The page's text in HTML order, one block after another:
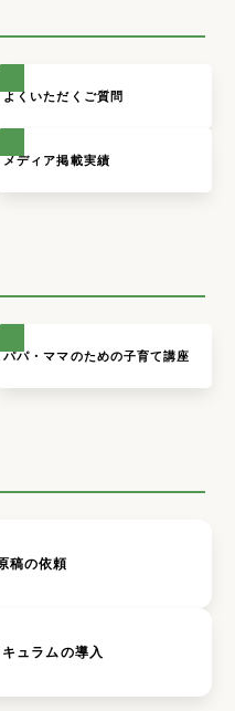
よくいただくご質問
メディア掲載実績
パパ・ママのための子育て講座
稿の依頼
ュラムの導入